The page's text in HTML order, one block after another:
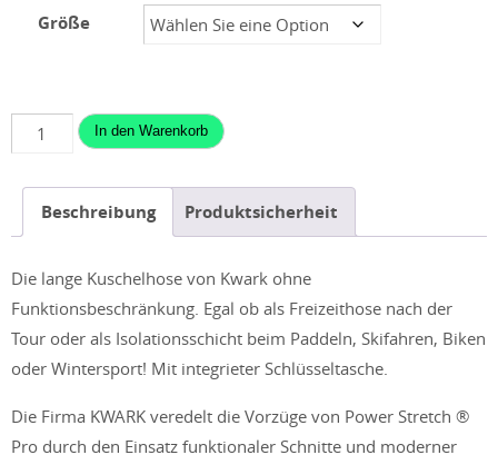
Größe
Thermo
Pro
Leggins
Menge
In den Warenkorb
Beschreibung Produktsicherheit
Die lange Kuschelhose von Kwark ohne
Funktionsbeschränkung. Egal ob als Freizeithose nach der
Tour oder als Isolationsschicht beim Paddeln, Skifahren, Biken
oder Wintersport! Mit integrieter Schlüsseltasche.
Die Firma KWARK veredelt die Vorzüge von Power Stretch ®
Pro durch den Einsatz funktionaler Schnitte und moderner